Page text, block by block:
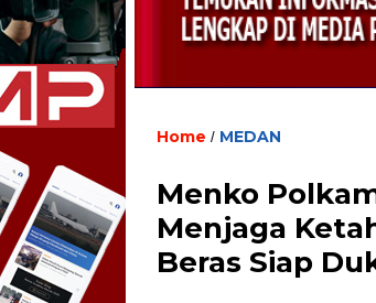
Home / MEDAN
Menko
Menjaga
Beras Siap